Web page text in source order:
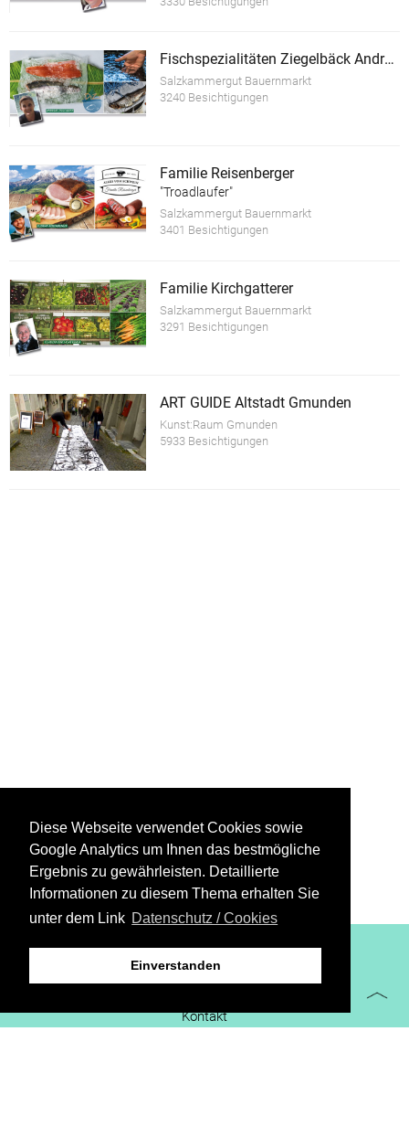
Diese Webseite verwendet Cookies sowie
Google Analytics um Ihnen das bestmögliche
Ergebnis zu gewährleisten. Detaillierte
Informationen zu diesem Thema erhalten Sie
unter dem Link Datenschutz / Cookies
Einverstanden
Fischspezialitäten Ziegelbäck Andreas
Salzkammergut Bauernmarkt
3240 Besichtigungen
Familie Reisenberger
"Troadlaufer"
Salzkammergut Bauernmarkt
3401 Besichtigungen
Familie Kirchgatterer
Salzkammergut Bauernmarkt
3291 Besichtigungen
ART GUIDE Altstadt Gmunden
Kunst:Raum Gmunden
5933 Besichtigungen
XiBIT Infoguide 2021
Kontakt